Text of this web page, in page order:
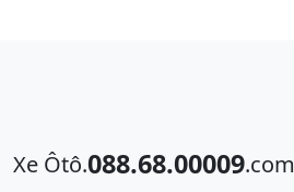
Xe Ôtô.088.68.00009.com